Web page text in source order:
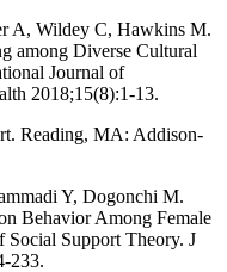
A, Wildey C, Hawkins M.
among Diverse Cultural
Journal of
2018;15(8):1-13.
Reading, MA: Addison-
Y, Dogonchi M.
Behavior Among Female
Social Support Theory. J
233.